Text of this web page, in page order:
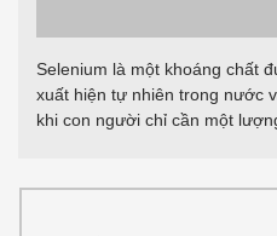
Để lại một
Email của bạn sẽ không
khai. Các trường bắt
Nhập